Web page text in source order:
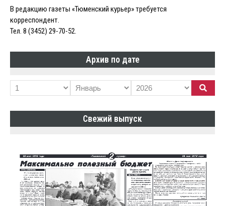
В редакцию газеты «Тюменский курьер» требуется
корреспондент.
Тел. 8 (3452) 29-70-52.
Архив по дате
Свежий выпуск